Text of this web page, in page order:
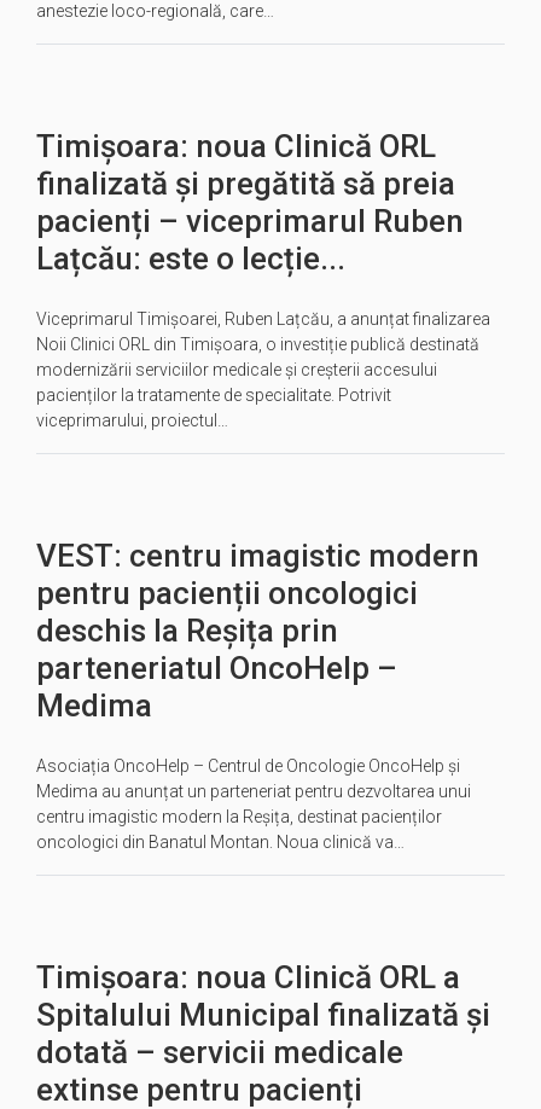
anestezie loco-regională, care…
Timișoara: noua Clinică ORL
finalizată și pregătită să preia
pacienți – viceprimarul Ruben
Lațcău: este o lecție...
Viceprimarul Timișoarei, Ruben Lațcău, a anunțat finalizarea
Noii Clinici ORL din Timișoara, o investiție publică destinată
modernizării serviciilor medicale și creșterii accesului
pacienților la tratamente de specialitate. Potrivit
viceprimarului, proiectul…
VEST: centru imagistic modern
pentru pacienții oncologici
deschis la Reșița prin
parteneriatul OncoHelp –
Medima
Asociația OncoHelp – Centrul de Oncologie OncoHelp și
Medima au anunțat un parteneriat pentru dezvoltarea unui
centru imagistic modern la Reșița, destinat pacienților
oncologici din Banatul Montan. Noua clinică va…
Timișoara: noua Clinică ORL a
Spitalului Municipal finalizată și
dotată – servicii medicale
extinse pentru pacienți